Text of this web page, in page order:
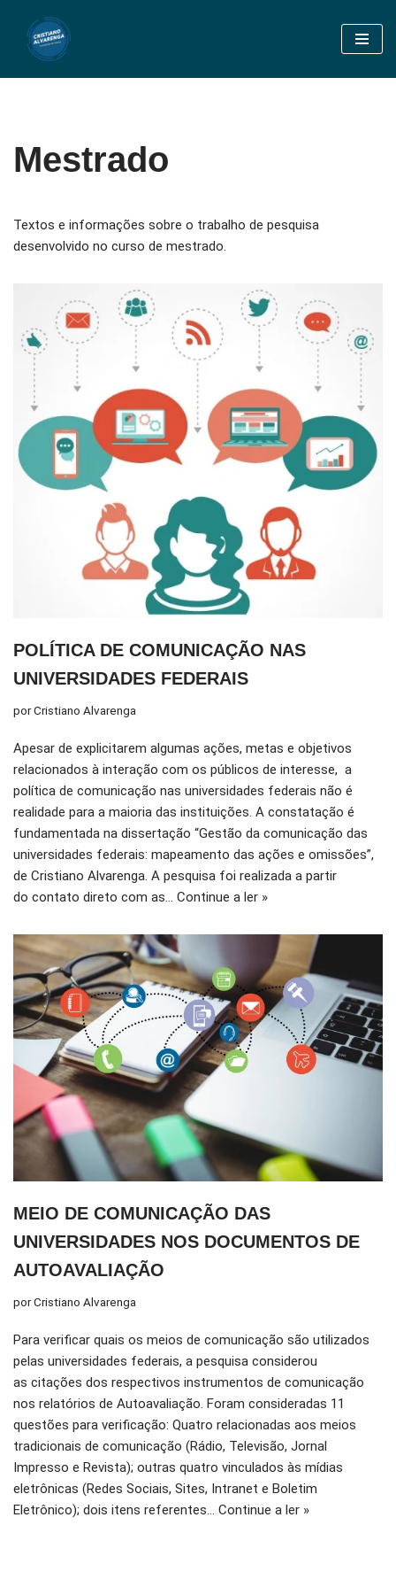
Pular
Mestrado
Textos e informações sobre o trabalho de pesquisa
desenvolvido no curso de mestrado.
POLÍTICA DE COMUNICAÇÃO NAS
UNIVERSIDADES FEDERAIS
porCristiano Alvarenga
Apesar de explicitarem algumas ações, metas e objetivos
relacionados à interação com os públicos de interesse, a
política de comunicação nas universidades federais não é
realidade para a maioria das instituições. A constatação é
fundamentada na dissertação “Gestão da comunicação das
universidades federais: mapeamento das ações e omissões”,
de Cristiano Alvarenga. A pesquisa foi realizada a partir
do contato direto com as… Continue a ler »
MEIO DE COMUNICAÇÃO DAS
UNIVERSIDADES NOS DOCUMENTOS DE
AUTOAVALIAÇÃO
porCristiano Alvarenga
Para verificar quais os meios de comunicação são utilizados
pelas universidades federais, a pesquisa considerou
as citações dos respectivos instrumentos de comunicação
nos relatórios de Autoavaliação. Foram consideradas 11
questões para verificação: Quatro relacionadas aos meios
tradicionais de comunicação (Rádio, Televisão, Jornal
Impresso e Revista); outras quatro vinculados às mídias
eletrônicas (Redes Sociais, Sites, Intranet e Boletim
Eletrônico); dois itens referentes… Continue a ler »